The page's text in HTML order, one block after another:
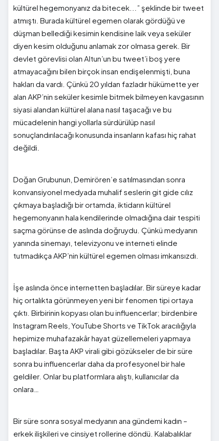
kültürel hegemonyanız da bitecek...” şeklinde bir tweet
atmıştı. Burada kültürel egemen olarak gördüğü ve
düşman bellediği kesimin kendisine laik veya seküler
diyen kesim olduğunu anlamak zor olmasa gerek. Bir
devlet görevlisi olan Altun’un bu tweet’i boş yere
atmayacağını bilen birçok insan endişelenmişti, buna
hakları da vardı. Çünkü 20 yıldan fazladır hükümette yer
alan AKP’nin seküler kesimle bitmek bilmeyen kavgasının
siyasi alandan kültürel alana nasıl taşacağı ve bu
mücadelenin hangi yollarla sürdürülüp nasıl
sonuçlandırılacağı konusunda insanların kafası hiç rahat
değildi.
Doğan Grubunun, Demirören’e satılmasından sonra
konvansiyonel medyada muhalif seslerin git gide cılız
çıkmaya başladığı bir ortamda, iktidarın kültürel
hegemonyanın hala kendilerinde olmadığına dair tespiti
saçma görünse de aslında doğruydu. Çünkü medyanın
yanında sinemayı, televizyonu ve interneti elinde
tutmadıkça AKP’nin kültürel egemen olması imkansızdı.
İşe aslında önce internetten başladılar. Bir süreye kadar
hiç ortalıkta görünmeyen yeni bir fenomen tipi ortaya
çıktı. Birbirinin kopyası olan bu influencerlar; birdenbire
Instagram Reels, YouTube Shorts ve TikTok aracılığıyla
hepimize muhafazakâr hayat güzellemeleri yapmaya
başladılar. Başta AKP virali gibi gözükseler de bir süre
sonra bu influencerlar daha da profesyonel bir hale
geldiler. Onlar bu platformlara alıştı, kullanıcılar da
onlara…
Bir süre sonra sosyal medyanın ana gündemi kadın –
erkek ilişkileri ve cinsiyet rollerine döndü. Kalabalıklar